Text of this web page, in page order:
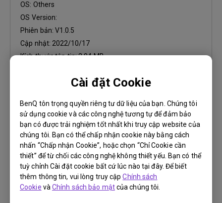
Cài đặt Cookie
BenQ tôn trọng quyền riêng tư dữ liệu của bạn. Chúng tôi
sử dụng cookie và các công nghệ tương tự để đảm bảo
bạn có được trải nghiệm tốt nhất khi truy cập website của
chúng tôi. Bạn có thể chấp nhận cookie này bằng cách
nhấn “Chấp nhận Cookie”, hoặc chọn “Chỉ Cookie cần
thiết” để từ chối các công nghệ không thiết yếu. Bạn có thể
tuỳ chỉnh Cài đặt cookie bất cứ lúc nào tại đây. Để biết
thêm thông tin, vui lòng truy cậpChính sách
Cookie vàChính sách bảo mậtcủa chúng tôi.
OS: Others
OS Version:
Phiên bản: V1.0.5
Cập nhật: 2022/10/17
Kích thước tập tin:2.94 MB
Phần mềm
Android TV 12 Upgrade Notice
OS:Others
OS Version: